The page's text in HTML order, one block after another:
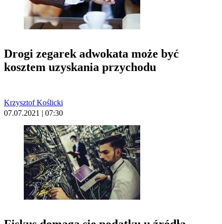
Drogi zegarek adwokata może być
kosztem uzyskania przychodu
Krzysztof Koślicki
07.07.2021 | 07:30